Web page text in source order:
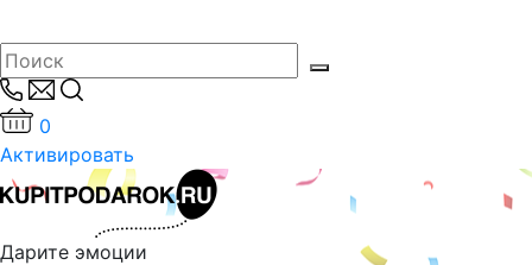
0
Активировать
Дарите эмоции